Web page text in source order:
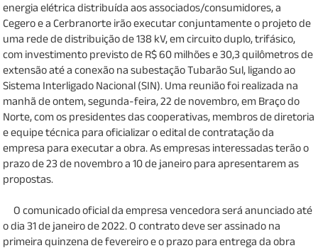
energia elétrica distribuída aos associados/consumidores, a
Cegero e a Cerbranorte irão executar conjuntamente o projeto de
uma rede de distribuição de 138 kV, em circuito duplo, trifásico,
com investimento previsto de R$ 60 milhões e 30,3 quilômetros de
extensão até a conexão na subestação Tubarão Sul, ligando ao
Sistema Interligado Nacional (SIN). Uma reunião foi realizada na
manhã de ontem, segunda-feira, 22 de novembro, em Braço do
Norte, com os presidentes das cooperativas, membros de diretoria
e equipe técnica para oficializar o edital de contratação da
empresa para executar a obra. As empresas interessadas terão o
prazo de 23 de novembro a 10 de janeiro para apresentarem as
propostas.
O comunicado oficial da empresa vencedora será anunciado até
o dia 31 de janeiro de 2022. O contrato deve ser assinado na
primeira quinzena de fevereiro e o prazo para entrega da obra